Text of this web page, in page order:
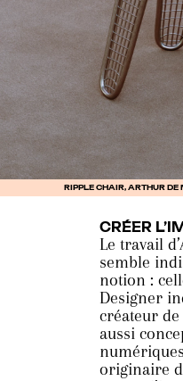
RIPPLE CHAIR, ARTHUR DE
CRÉER
Le travail
semble
notion :
Designer
créateur
aussi
originaire